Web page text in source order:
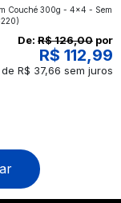
Então,
você!
Couché 300g - 4x4 - Sem
De: R$ 126,00 por
R$ 112,99
R$ 37,66 sem juros